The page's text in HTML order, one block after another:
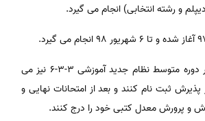
و رشته انتخابی) انجام می گیرد.
دانش آموزان سال آخر دوره متوسط نظام جدید آموزشی ۳-۳-۶ نیز می
پذیرش ثبت نام کنند و بعد از امتحانات نهایی و
و پرورش معدل کتبی خود را درج کنند.